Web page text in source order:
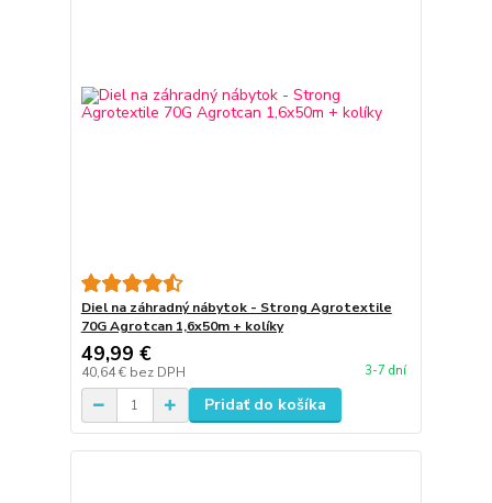
Diel na záhradný nábytok - Strong Agrotextile
70G Agrotcan 1,6x50m + kolíky
49,99 €
40,64 € bez DPH 3-7 dní
Pridať do košíka